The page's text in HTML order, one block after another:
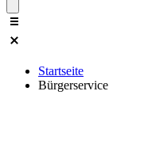
Startseite
Bürgerservice